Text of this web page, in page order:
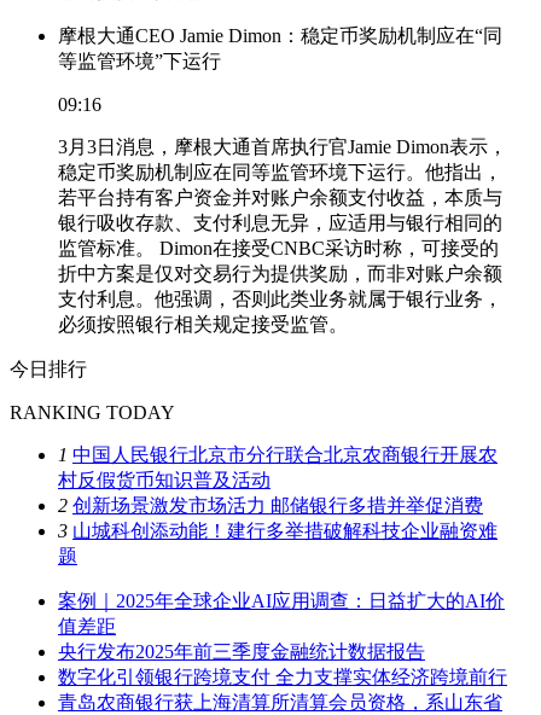
摩根大通CEO Jamie Dimon：稳定币奖励机制应在“同
等监管环境”下运行
09:16
3月3日消息，摩根大通首席执行官Jamie Dimon表示，
稳定币奖励机制应在同等监管环境下运行。他指出，
若平台持有客户资金并对账户余额支付收益，本质与
银行吸收存款、支付利息无异，应适用与银行相同的
监管标准。 Dimon在接受CNBC采访时称，可接受的
折中方案是仅对交易行为提供奖励，而非对账户余额
支付利息。他强调，否则此类业务就属于银行业务，
必须按照银行相关规定接受监管。
今日排行
RANKING TODAY
1 中国人民银行北京市分行联合北京农商银行开展农
村反假货币知识普及活动
2 创新场景激发市场活力 邮储银行多措并举促消费
3 山城科创添动能！建行多举措破解科技企业融资难
题
案例｜2025年全球企业AI应用调查：日益扩大的AI价
值差距
央行发布2025年前三季度金融统计数据报告
数字化引领银行跨境支付 全力支撑实体经济跨境前行
青岛农商银行获上海清算所清算会员资格，系山东省